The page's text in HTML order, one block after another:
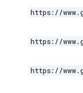
https://
https://
https://